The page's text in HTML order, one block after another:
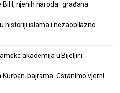
njenih naroda i građana
historiji islama i nezaobilazno
akademija u Bijeljini
bajrama: Ostanimo vjerni